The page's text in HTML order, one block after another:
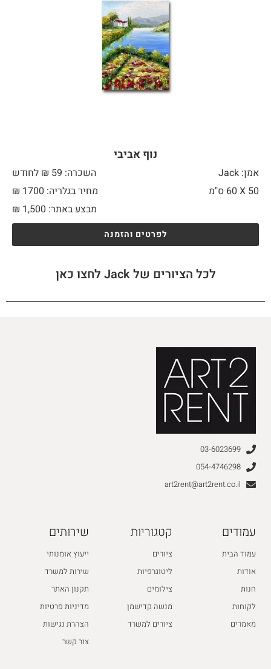
נוף אביבי
אמן: Jack
השכרה: 59 ₪ לחודש
50 X
מחיר בגלריה: 1700 ₪
מבצע באתר:
₪ 1,500
לפרטים והזמנה
לכל הציורים של Jack לחצו כאן
03-6023699
054-4746298
art2rent@art2rent.co.il
עמודים
עמוד הבית
אודות
חנות
לקוחות
מאמרים
קטגוריות
ציורים
ליטוגרפיות
צילומים
מנשה קדישמן
ציורים למשרד
שירותים
ייעוץ אומנותי
שירות למשרד
תקנון האתר
מדיניות פרטיות
הצהרת נגישות
צור קשר